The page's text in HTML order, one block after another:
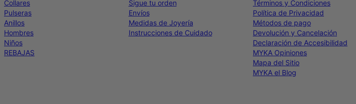
Collares
Pulseras
Anillos
Hombres
Niños
REBAJAS
Sigue tu orden
Envíos
Medidas de Joyería
Instrucciones de Cuidado
Términos y Condiciones
Política de Privacidad
Métodos de pago
Devolución y Cancelación
Declaración de Accesibilidad
MYKA Opiniones
Mapa del Sitio
MYKA el Blog